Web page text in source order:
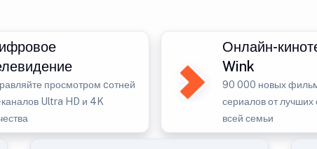
просмотром cотней
каналов Ultra HD и 4K
Онлайн-
Wink
90 000 новых
сериалов от лучших
всей семьи